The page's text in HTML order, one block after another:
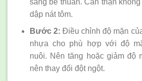
dập nát tôm.
Bước 2: Điều chỉnh độ mặn
nhựa cho phù hợp với độ
nuôi. Nên tăng hoặc giảm độ
nên thay đổi đột ngột.